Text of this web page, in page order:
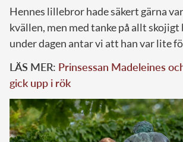
Hennes lillebror hade säkert gärna
kvällen, men med tanke på allt
under dagen antar vi att han var lite
LÄS MER: Prinsessan Madeleines
gick upp i rök